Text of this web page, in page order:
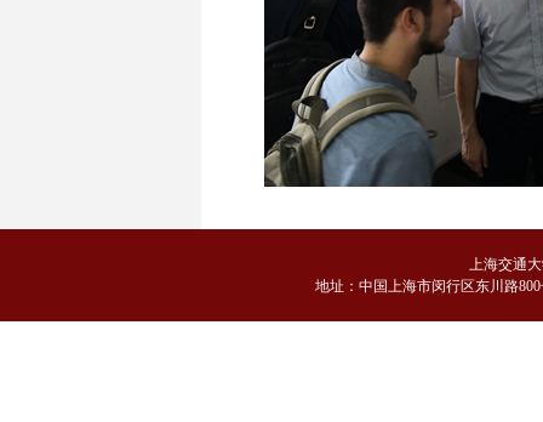
上海交通
地址：中国上海市闵行区东川路